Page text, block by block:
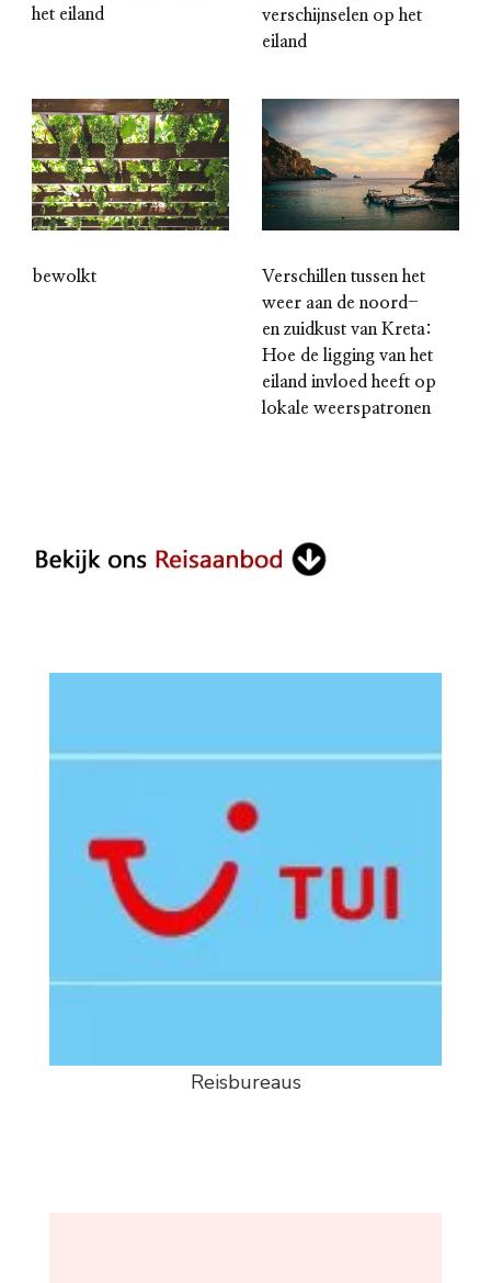
het eiland
verschijnselen op het
eiland
bewolkt
Verschillen tussen het
weer aan de noord-
en zuidkust van Kreta:
Hoe de ligging van het
eiland invloed heeft op
lokale weerspatronen
Reisbureaus